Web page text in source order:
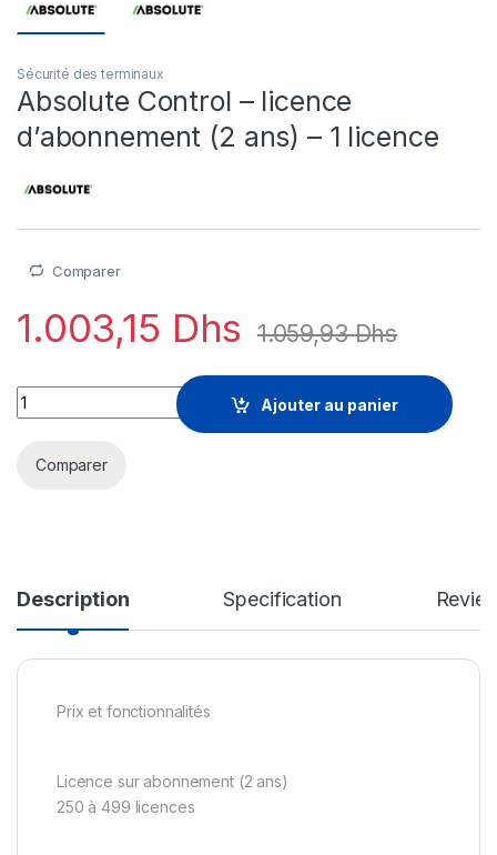
Sécurité des terminaux
Absolute Control – licence
d’abonnement (2 ans) – 1 licence
Comparer
1.003,15 Dhs 1.059,93Dhs
Absolute Control - licence d'abonnement (2 ans) - 1 licence
Ajouter au panier
Comparer
Description Specification
Prix et fonctionnalités
Licence sur abonnement (2 ans)
250 à 499 licences